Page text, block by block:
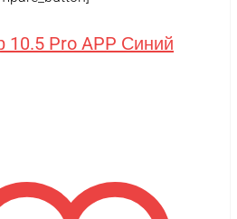
10.5 Pro APP Синий